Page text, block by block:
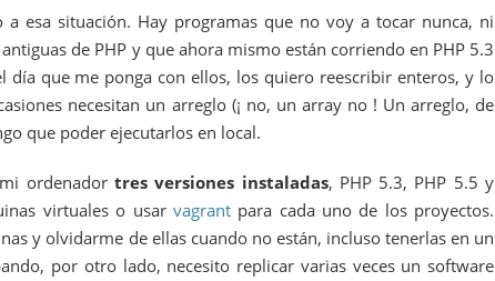
esa situación. Hay programas que no voy a tocar nunca, ni
de PHP y que ahora mismo están corriendo en PHP 5.3
día que me ponga con ellos, los quiero reescribir enteros, y lo
necesitan un arreglo (¡ no, un array no ! Un arreglo, de
que poder ejecutarlos en local.
ordenadortres versiones instaladas, PHP 5.3, PHP 5.5 y
virtuales o usar vagrantpara cada uno de los proyectos.
y olvidarme de ellas cuando no están, incluso tenerlas en un
por otro lado, necesito replicar varias veces un software